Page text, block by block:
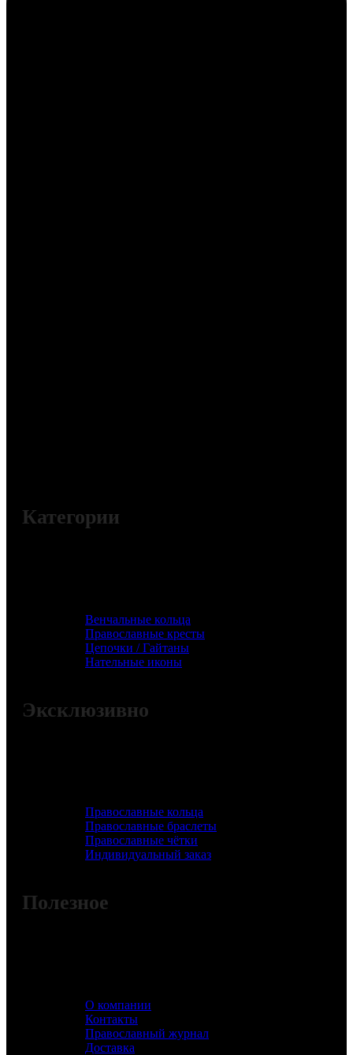
Категории
Венчальные кольца
Православные кресты
Цепочки / Гайтаны
Нательные иконы
Эксклюзивно
Православные кольца
Православные браслеты
Православные чётки
Индивидуальный заказ
Полезное
О компании
Контакты
Православный журнал
Доставка